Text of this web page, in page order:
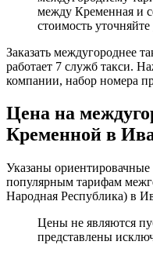
между Кременная и
стоимость
Заказать междугороднее
работает 7 служб такси.
компании, набор номера
Цена на
Кременной в
Указаны
популярным тарифам
Народная Республика) в
Цены не являются
представлены